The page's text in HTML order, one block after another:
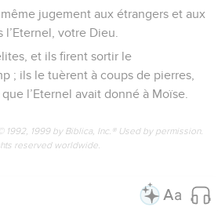
sera pas rendue à son propriétaire
des villages sans mur d’enceinte
les champs du pays ; elles
en permanence et seront rendues
et aux maisons qu’ils y
d’un droit de rachat
maison, l’acquéreur en sortira